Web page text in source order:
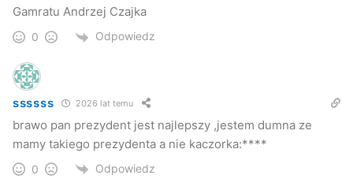
Gamratu Andrzej Czajka
0 Odpowiedz
ssssss 2026 lat temu
brawo pan prezydent jest najlepszy ,jestem dumna ze
mamy takiego prezydenta a nie kaczorka:****
0 Odpowiedz